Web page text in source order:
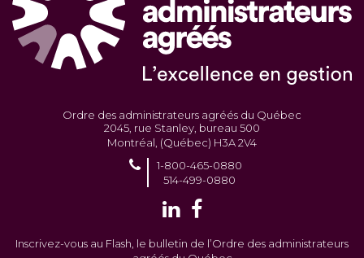
Ordre des administrateurs agréés du Québec
2045, rue Stanley, bureau 500
Montréal, (Québec) H3A 2V4
1-800-465-0880
514-499-0880
Inscrivez-vous au Flash, le bulletin de l’Ordre des administrateurs